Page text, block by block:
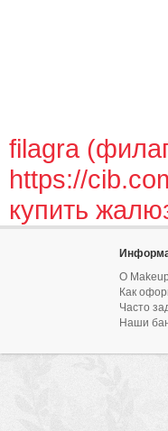
filagra
https://
купить
О
Как
Часто
Наши